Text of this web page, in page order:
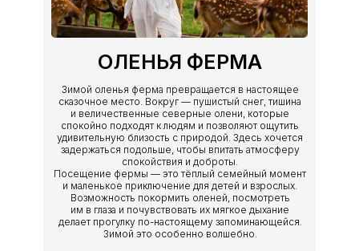
Зимой оленья ферма превращается в настоящее
сказочное место. Вокруг — пушистый снег, тишина
и величественные северные олени, которые
спокойно подходят к людям и позволяют ощутить
удивительную близость с природой. Здесь хочется
задержаться подольше, чтобы впитать атмосферу
спокойствия и доброты.
Посещение фермы — это тёплый семейный момент
и маленькое приключение для детей и взрослых.
Возможность покормить оленей, посмотреть
им в глаза и почувствовать их мягкое дыхание
делает прогулку по-настоящему запоминающейся.
Зимой это особенно волшебно.
ОЛЕНЬЯ ФЕРМА